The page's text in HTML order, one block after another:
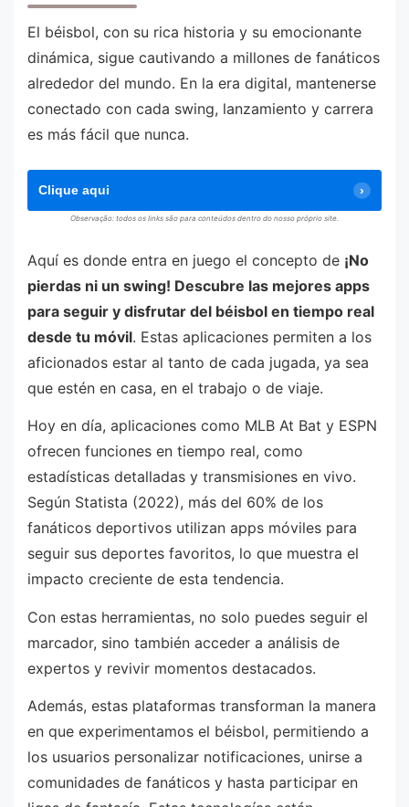
El béisbol, con su rica historia y su emocionante
dinámica, sigue cautivando a millones de fanáticos
alrededor del mundo. En la era digital, mantenerse
conectado con cada swing, lanzamiento y carrera
es más fácil que nunca.
Clique aqui
Observação: todos os links são para conteúdos dentro do nosso próprio site.
Aquí es donde entra en juego el concepto de ¡No
pierdas ni un swing! Descubre las mejores apps
para seguir y disfrutar del béisbol en tiempo real
desde tu móvil. Estas aplicaciones permiten a los
aficionados estar al tanto de cada jugada, ya sea
que estén en casa, en el trabajo o de viaje.
Hoy en día, aplicaciones como MLB At Bat y ESPN
ofrecen funciones en tiempo real, como
estadísticas detalladas y transmisiones en vivo.
Según Statista (2022), más del 60% de los
fanáticos deportivos utilizan apps móviles para
seguir sus deportes favoritos, lo que muestra el
impacto creciente de esta tendencia.
Con estas herramientas, no solo puedes seguir el
marcador, sino también acceder a análisis de
expertos y revivir momentos destacados.
Además, estas plataformas transforman la manera
en que experimentamos el béisbol, permitiendo a
los usuarios personalizar notificaciones, unirse a
comunidades de fanáticos y hasta participar en